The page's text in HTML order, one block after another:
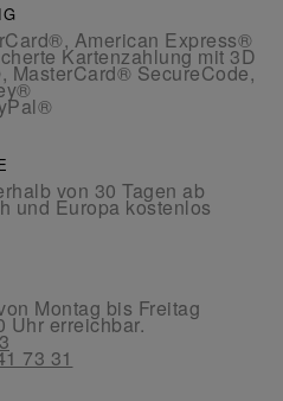
American Express®
Kartenzahlung mit 3D
MasterCard® SecureCode,
von 30 Tagen ab
und Europa kostenlos
Montag bis Freitag
Uhr erreichbar.
73 31